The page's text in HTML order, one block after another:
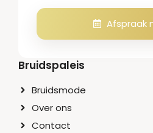
Afspraak
Bruidspaleis
Bruidsmode
Over ons
Contact